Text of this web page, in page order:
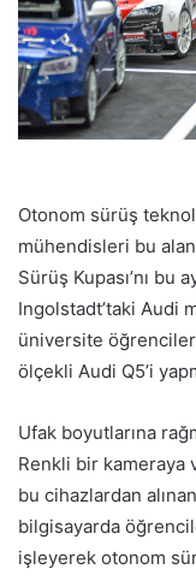
Otonom sürüş
mühendisleri bu
Sürüş Kupası’nı bu
Ingolstadt’taki Audi
üniversite
ölçekli Audi Q5’i
Ufak boyutlarına
Renkli bir kameraya
bu cihazlardan
bilgisayarda
işleyerek otonom